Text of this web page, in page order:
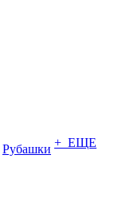
Рубашки + ЕЩЕ